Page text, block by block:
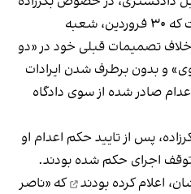
در شبکه اجتماعی ایکس نوشت که ۳۰ فروردین، شعبه
تصمیمات قبلی خود در «دو
و بدون برطرف شدن ایرادات
صادر شده از سوی دادگاه
پس از تایید حکم اعدام او
توقف اجرای حکم شده بودند.
اعلام کرده بودند
که «ناصر